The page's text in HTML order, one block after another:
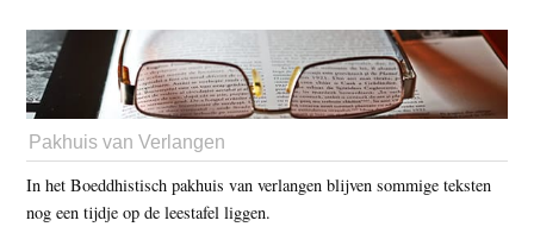
Pakhuis van Verlangen
In het Boeddhistisch pakhuis van verlangen blijven sommige teksten
nog een tijdje op de leestafel liggen.